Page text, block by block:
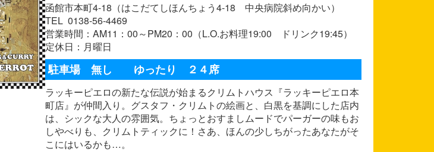
函館市本町4-18（はこだてしほんちょう4-18 中央病院斜め向かい）
TEL 0138-56-4469
営業時間：AM11：00～PM20：00（L.O.お料理19:00 ドリンク19:45）
定休日：月曜日
駐車場 無し ゆったり ２４席
ラッキーピエロの新たな伝説が始まるクリムトハウス『ラッキーピエロ本
町店』が仲間入り。グスタフ・クリムトの絵画と、白黒を基調にした店内
は、シックな大人の雰囲気。ちょっとおすましムードでパーガーの味もお
しやべりも、クリムトティックに！さあ、ほんの少しちがったあなたがそ
こにはいるかも…。